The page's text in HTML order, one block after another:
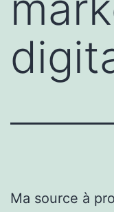
Ma source à